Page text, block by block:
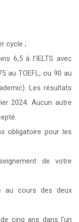
cycle ;
6,5 à l’IELTS avec
au TOEFL, ou 90 au
Les résultats
2024. Aucun autre
obligatoire pour les
de votre
au cours des deux
cinq ans dans l’un